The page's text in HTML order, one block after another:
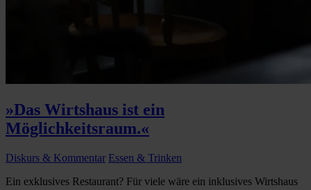
»Das Wirtshaus ist ein
Möglichkeitsraum.«
Diskurs & Kommentar Essen & Trinken
Ein exklusives Restaurant? Für viele wäre ein inklusives Wirtshaus